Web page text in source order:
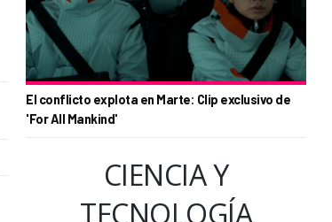
El conflicto explota en Marte: Clip exclusivo de
'For All Mankind'
CIENCIA Y
TECNOLOGÍA